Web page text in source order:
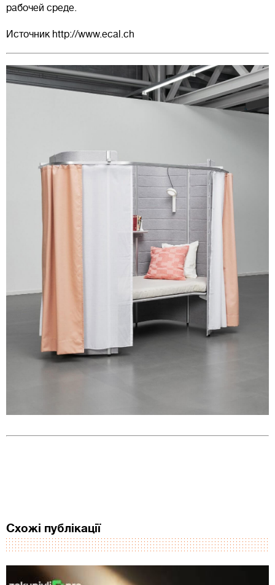
рабочей среде.
Источник http://www.ecal.ch
Схожі публікації